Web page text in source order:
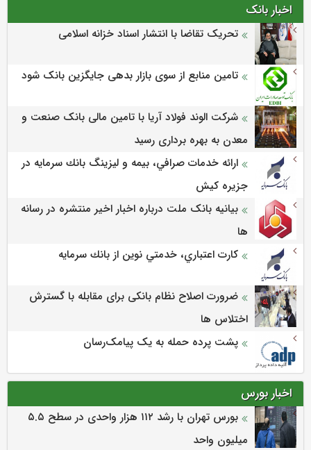
اخبار بانک
تحریک تقاضا با انتشار اسناد خزانه اسلامی
تامین منابع از سوی بازار بدهی جایگزین بانک شود
شرکت الوند فولاد آریا با تامین مالی بانک صنعت و
معدن به بهره برداری رسید
ارائه خدمات صرافي، بيمه و ليزينگ بانك سرمايه در
جزيره كيش
بیانیه بانک ملت درباره اخبار اخیر منتشره در رسانه
ها
كارت اعتباري، خدمتي نوين از بانك سرمايه
ضرورت اصلاح نظام بانکی برای مقابله با گسترش
اختلاس ها
پشت پرده حمله به یک پیامک‌رسان
اخبار بورس
بورس تهران با رشد ۱۱۲ هزار واحدی در سطح ۵.۵
میلیون واحد